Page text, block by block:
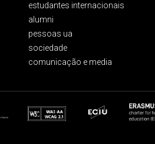
estudantes internacionais
alumni
pessoas ua
sociedade
comunicação e media